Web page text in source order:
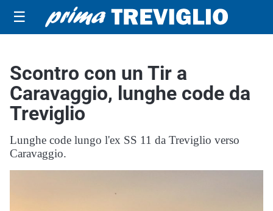
☰
Scontro con un Tir a
Caravaggio, lunghe code da
Treviglio
Lunghe code lungo l'ex SS 11 da Treviglio verso
Caravaggio.